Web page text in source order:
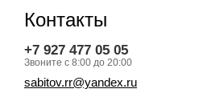
Контакты
+7 927 477 05 05
Звоните с 8:00 до 20:00
sabitov.rr@yandex.ru